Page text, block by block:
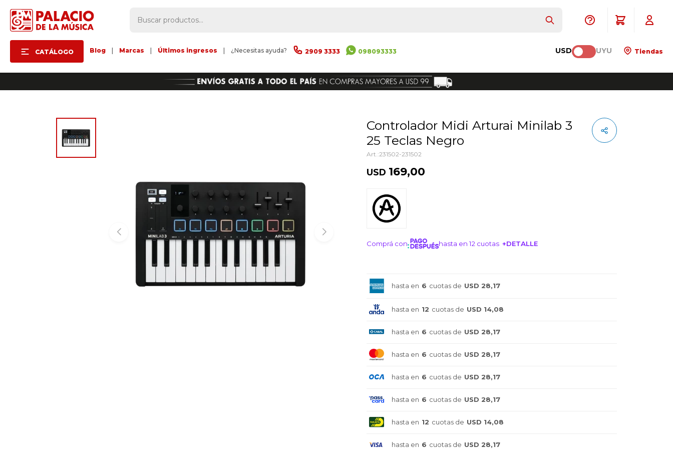
CATÁLOGO Blog Marcas Últimos ingresos ¿Necesitas ayuda? 2909 3333 098093333 USD UYU Tiendas
Controlador Midi Arturai Minilab 3
25 Teclas Negro
231502-231502
USD 169,00
Comprá con hasta en 12 cuotas +DETALLE
hasta en 6 cuotas de USD 28,17
hasta en 12 cuotas de USD 14,08
hasta en 6 cuotas de USD 28,17
hasta en 6 cuotas de USD 28,17
hasta en 6 cuotas de USD 28,17
hasta en 6 cuotas de USD 28,17
hasta en 12 cuotas de USD 14,08
hasta en 6 cuotas de USD 28,17